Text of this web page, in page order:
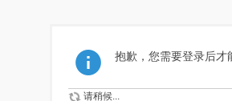
抱歉，您需要登录后才
请稍候...